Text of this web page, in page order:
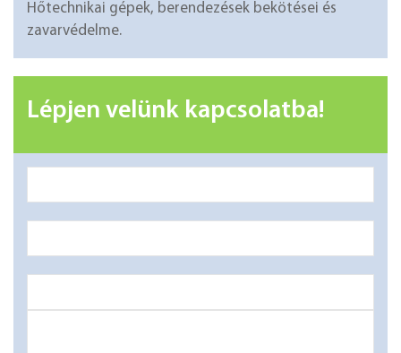
Hőtechnikai gépek, berendezések bekötései és
zavarvédelme.
Lépjen velünk kapcsolatba!